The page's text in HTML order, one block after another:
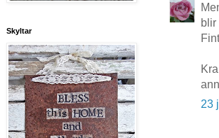
blir
23
Skyltar